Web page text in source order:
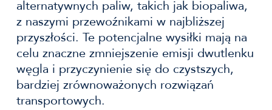
alternatywnych paliw, takich jak biopaliwa,
z naszymi przewoźnikami w najbliższej
przyszłości. Te potencjalne wysiłki mają na
celu znaczne zmniejszenie emisji dwutlenku
węgla i przyczynienie się do czystszych,
bardziej zrównoważonych rozwiązań
transportowych.